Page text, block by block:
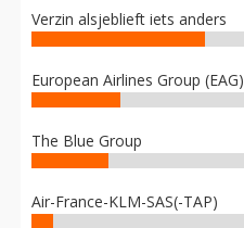
Verzin alsjeblieft iets anders
European Airlines Group (EAG)
The Blue Group
Air-France-KLM-SAS(-TAP)